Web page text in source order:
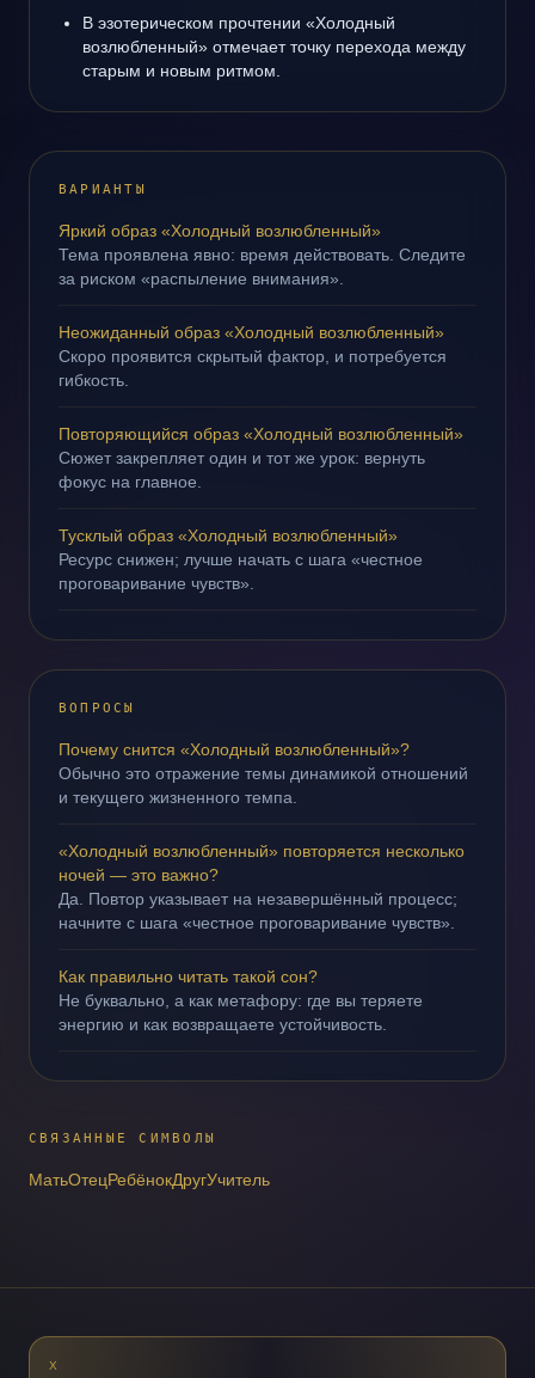
В эзотерическом прочтении «Холодный
возлюбленный» отмечает точку перехода между
старым и новым ритмом.
ВАРИАНТЫ
Яркий образ «Холодный возлюбленный»
Тема проявлена явно: время действовать. Следите
за риском «распыление внимания».
Неожиданный образ «Холодный возлюбленный»
Скоро проявится скрытый фактор, и потребуется
гибкость.
Повторяющийся образ «Холодный возлюбленный»
Сюжет закрепляет один и тот же урок: вернуть
фокус на главное.
Тусклый образ «Холодный возлюбленный»
Ресурс снижен; лучше начать с шага «честное
проговаривание чувств».
ВОПРОСЫ
Почему снится «Холодный возлюбленный»?
Обычно это отражение темы динамикой отношений
и текущего жизненного темпа.
«Холодный возлюбленный» повторяется несколько
ночей — это важно?
Да. Повтор указывает на незавершённый процесс;
начните с шага «честное проговаривание чувств».
Как правильно читать такой сон?
Не буквально, а как метафору: где вы теряете
энергию и как возвращаете устойчивость.
СВЯЗАННЫЕ СИМВОЛЫ
МатьОтецРебёнокДругУчитель
X